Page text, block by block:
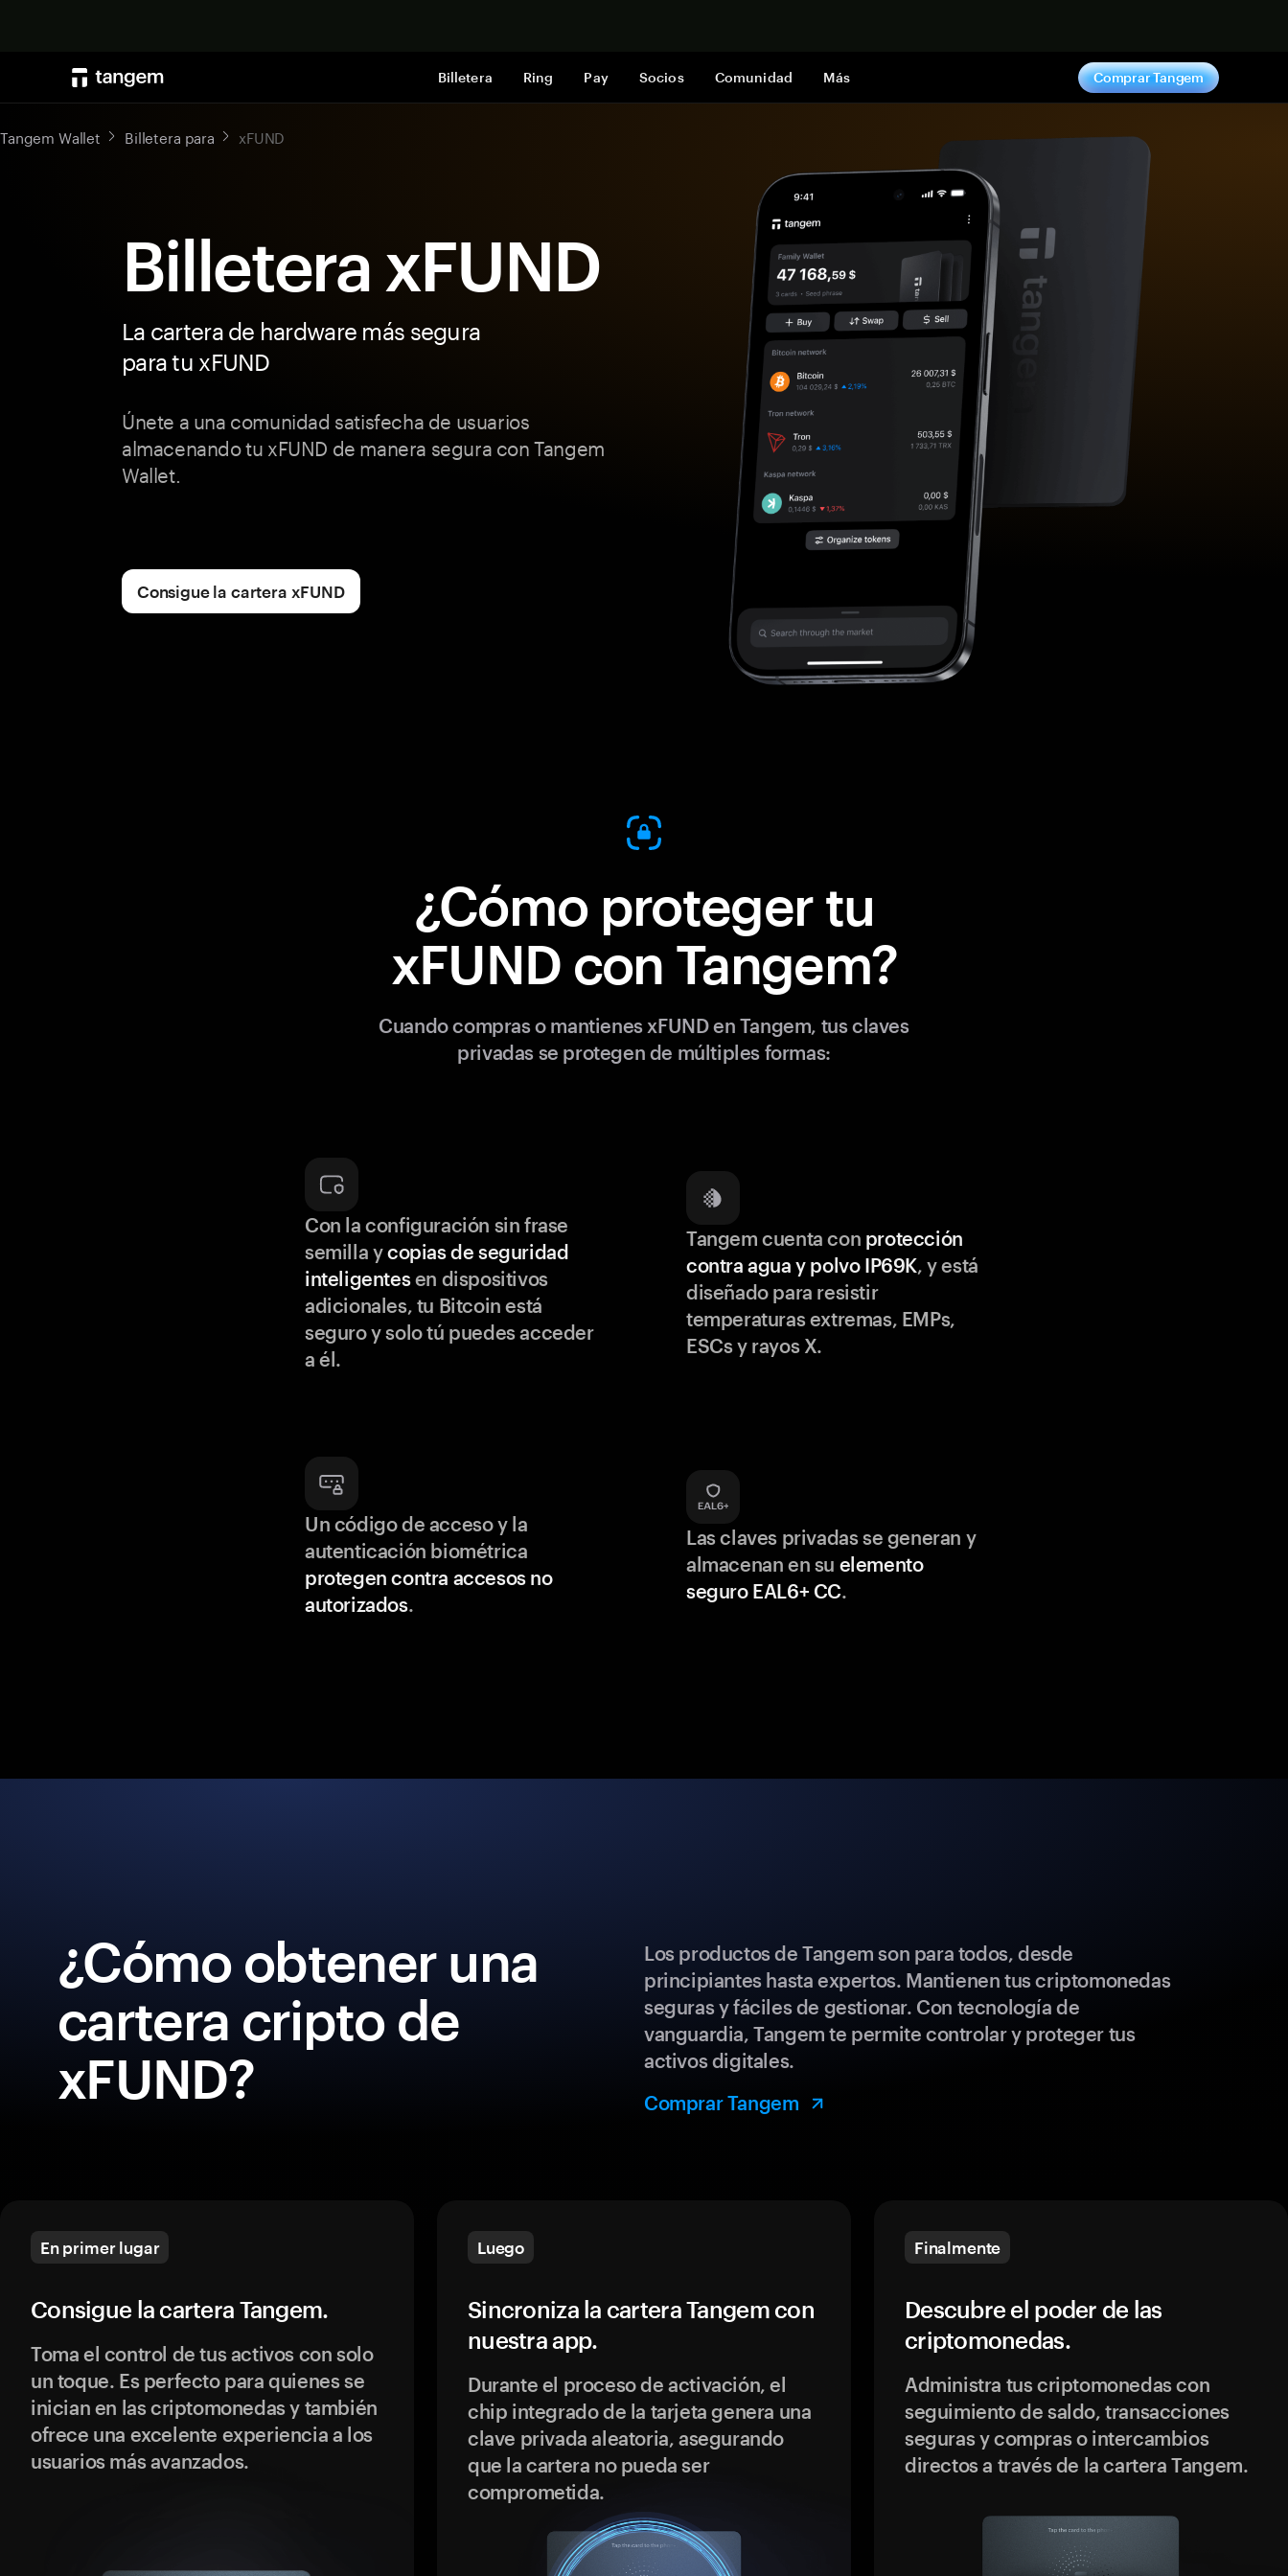
Billetera Ring Pay Socios Comunidad Más Comprar Tangem
Tangem Wallet Billetera para xFUND
Billetera xFUND
La cartera de hardware más segura
para tu xFUND
Únete a una comunidad satisfecha de usuarios
almacenando tu xFUND de manera segura con Tangem
Wallet.
Consigue la cartera xFUND
¿Cómo proteger tu
xFUND con Tangem?
Cuando compras o mantienes xFUND en Tangem, tus claves
privadas se protegen de múltiples formas:
Con la configuración sin frase
semilla ycopias de seguridad
inteligentesen dispositivos
adicionales, tu Bitcoin está
seguro y solo tú puedes acceder
a él.
Tangem cuenta con protección
contra agua y polvo IP69K, y está
diseñado para resistir
temperaturas extremas, EMPs,
ESCs y rayos X.
Un código de acceso y la
autenticación biométrica
protegen contra accesos no
autorizados.
Las claves privadas se generan y
almacenan en su elemento
seguro EAL6+ CC.
¿Cómo obtener una
cartera cripto de
xFUND?
Los productos de Tangem son para todos, desde
principiantes hasta expertos. Mantienen tus criptomonedas
seguras y fáciles de gestionar. Con tecnología de
vanguardia, Tangem te permite controlar y proteger tus
activos digitales.
Comprar Tangem
En primer lugar
Consigue la cartera Tangem.
Toma el control de tus activos con solo
un toque. Es perfecto para quienes se
inician en las criptomonedas y también
ofrece una excelente experiencia a los
usuarios más avanzados.
Luego
Sincroniza la cartera Tangem con
nuestra app.
Durante el proceso de activación, el
chip integrado de la tarjeta genera una
clave privada aleatoria, asegurando
que la cartera no pueda ser
comprometida.
Finalmente
Descubre el poder de las
criptomonedas.
Administra tus criptomonedas con
seguimiento de saldo, transacciones
seguras y compras o intercambios
directos a través de la cartera Tangem.